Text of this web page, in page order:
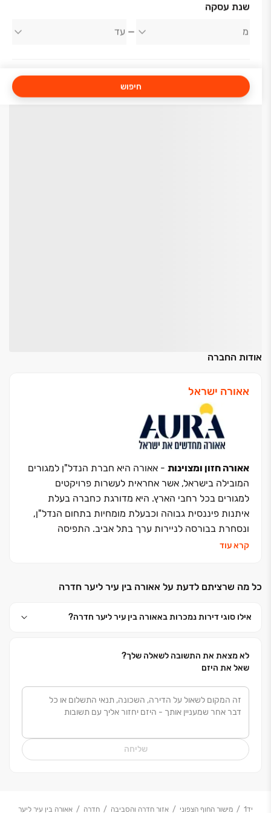
שנת עסקה
חיפוש
אודות החברה
אאורה ישראל
אאורה חזון ומצוינות - אאורה היא חברת הנדל"ן למגורים
המובילה בישראל, אשר אחראית לעשרות פרויקטים
למגורים בכל רחבי הארץ. היא מדורגת כחברה בעלת
איתנות פיננסית גבוהה וכבעלת מומחיות בתחום הנדל"ן,
ונסחרת בבורסה לניירות ערך בתל אביב. התפיסה
האורבנית של אאורה, בזכותה נבחרה כחברת ההתחדשות
תוך שמירה על צביון של שכונה משפחתית ועוטפת. בימים
הארץ, המצויים בשלבים שונים של תכנון, שיווק ובנייה, תוך
והגדרת סטנדרט חדש במתן שירות וליווי לקוחותיה לאורך
נתניה, חדרה, קריית אונו, חולון, קריית ביאליק, פרדס
חנה-כרכור, אור עקיבא, יהוד, לוד, ירושלים, אילת ועוד .
בעלת חזון ברור, הפועלת ומתקדמת לאורם של ערכי יסוד
כמצוינות, ציונות וחדשנות, כל זה בגישה אישית והוגנת.
קרא עוד
כל מה שרציתם לדעת על אאורה בין עיר ליער חדרה
אילו סוגי דירות נמכרות באאורה בין עיר ליער חדרה?
לא מצאת את התשובה לשאלה שלך?
שאל את היזם
שליחה
יד1 מישור החוף הצפוני אזור חדרה והסביבה חדרה
אאורה בין עיר ליער